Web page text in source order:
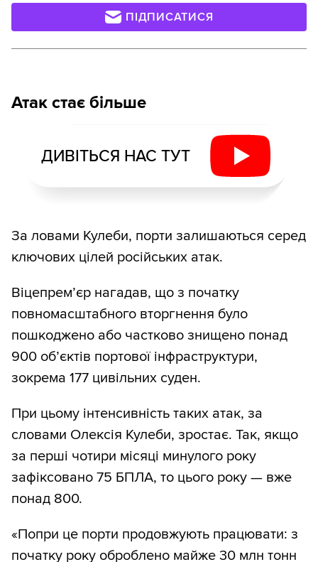
ПІДПИСАТИСЯ
Атак стає більше
ДИВІТЬСЯ НАС ТУТ
За ловами Кулеби, порти залишаються серед
ключових цілей російських атак.
Віцепрем’єр нагадав, що з початку
повномасштабного вторгнення було
пошкоджено або частково знищено понад
900 об’єктів портової інфраструктури,
зокрема 177 цивільних суден.
При цьому інтенсивність таких атак, за
словами Олексія Кулеби, зростає. Так, якщо
за перші чотири місяці минулого року
зафіксовано 75 БПЛА, то цього року — вже
понад 800.
«Попри це порти продовжують працювати: з
початку року оброблено майже 30 млн тонн